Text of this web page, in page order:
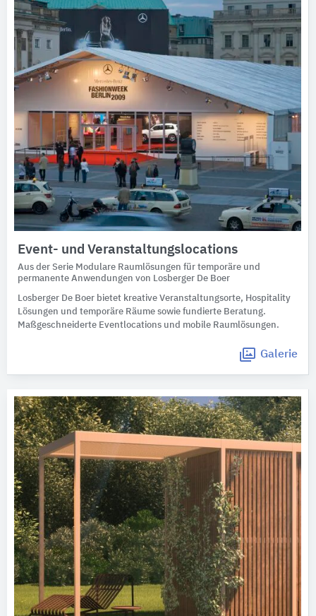
Event- und Veranstaltungslocations
Aus der Serie Modulare Raumlösungen für temporäre und
permanente Anwendungen von Losberger De Boer
Losberger De Boer bietet kreative Veranstaltungsorte, Hospitality
Lösungen und temporäre Räume sowie fundierte Beratung.
Maßgeschneiderte Eventlocations und mobile Raumlösungen.
Galerie